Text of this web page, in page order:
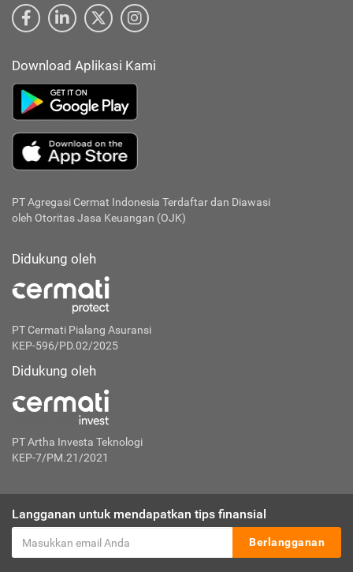
Download Aplikasi Kami
PT Agregasi Cermat Indonesia Terdaftar dan Diawasi
oleh Otoritas Jasa Keuangan (OJK)
Didukung oleh
PT Cermati Pialang Asuransi
KEP-596/PD.02/2025
Didukung oleh
PT Artha Investa Teknologi
KEP-7/PM.21/2021
Langganan untuk mendapatkan tips finansial
Berlangganan